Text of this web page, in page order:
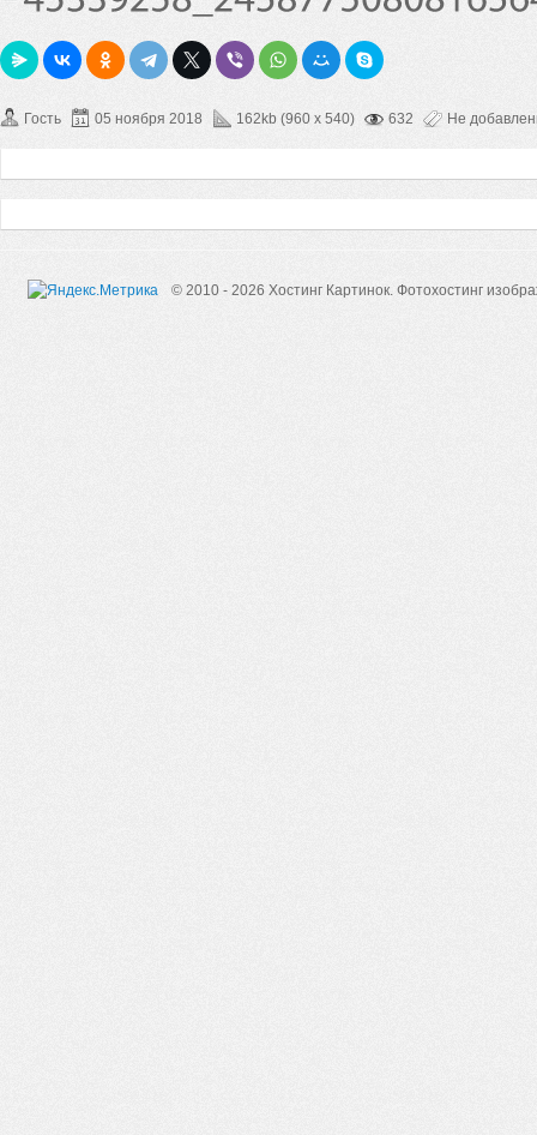
Гость 05 ноября 2018 162kb (960 x 540) 632 Не
© 2010 - 2026 Хостинг Картинок. Фотохостинг